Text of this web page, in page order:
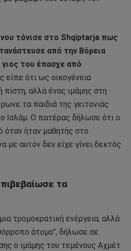
τόνισε στο Shqiptarja πως
από την Βόρεια
του έπασχε από
είπε ότι ως οικογένεια
πίστη, αλλά ένας ιμάμης στη
τα παιδιά της γειτονιάς
Ισλάμ. Ο πατέρας δήλωσε ότι ο
όταν ήταν μαθητής στο
με αυτόν δεν είχε γίνει δεκτός
τα
τρομοκρατική ενέργεια, αλλά
άτομο”, δήλωσε σε
ο ιμάμης του τεμένους Αχμέτ